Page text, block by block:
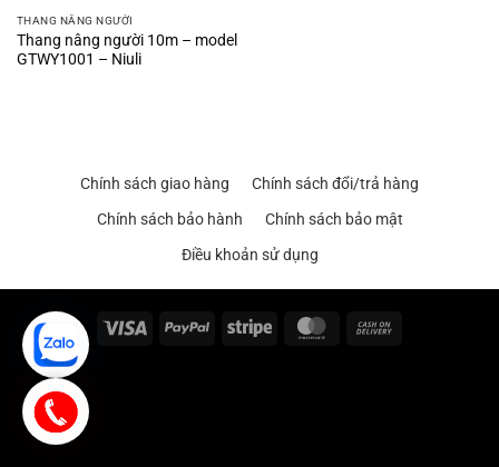
THANG NÂNG NGƯỜI
Thang nâng người 10m – model
GTWY1001 – Niuli
Chính sách giao hàng
Chính sách đổi/trả hàng
Chính sách bảo hành
Chính sách bảo mật
Điều khoản sử dụng
Visa PayPal Stripe MasterCard